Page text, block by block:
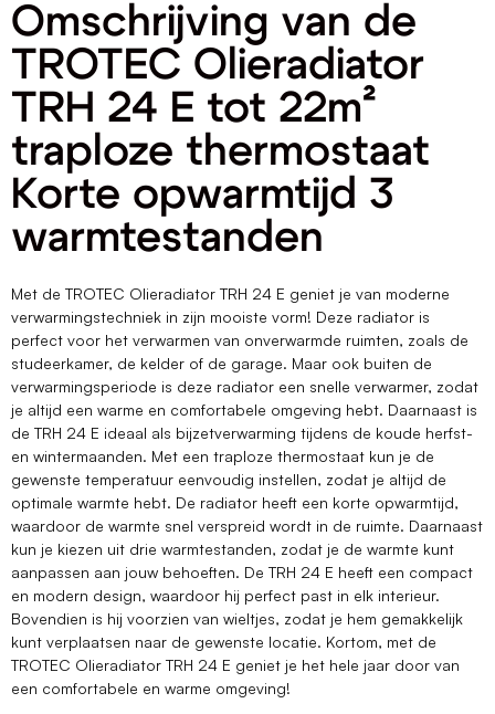
Omschrijving van de
TROTEC Olieradiator
TRH 24 E tot 22m²
traploze thermostaat
Korte opwarmtijd 3
warmtestanden
Met de TROTEC Olieradiator TRH 24 E geniet je van moderne
verwarmingstechniek in zijn mooiste vorm! Deze radiator is
perfect voor het verwarmen van onverwarmde ruimten, zoals de
studeerkamer, de kelder of de garage. Maar ook buiten de
verwarmingsperiode is deze radiator een snelle verwarmer, zodat
je altijd een warme en comfortabele omgeving hebt. Daarnaast is
de TRH 24 E ideaal als bijzetverwarming tijdens de koude herfst-
en wintermaanden. Met een traploze thermostaat kun je de
gewenste temperatuur eenvoudig instellen, zodat je altijd de
optimale warmte hebt. De radiator heeft een korte opwarmtijd,
waardoor de warmte snel verspreid wordt in de ruimte. Daarnaast
kun je kiezen uit drie warmtestanden, zodat je de warmte kunt
aanpassen aan jouw behoeften. De TRH 24 E heeft een compact
en modern design, waardoor hij perfect past in elk interieur.
Bovendien is hij voorzien van wieltjes, zodat je hem gemakkelijk
kunt verplaatsen naar de gewenste locatie. Kortom, met de
TROTEC Olieradiator TRH 24 E geniet je het hele jaar door van
een comfortabele en warme omgeving!